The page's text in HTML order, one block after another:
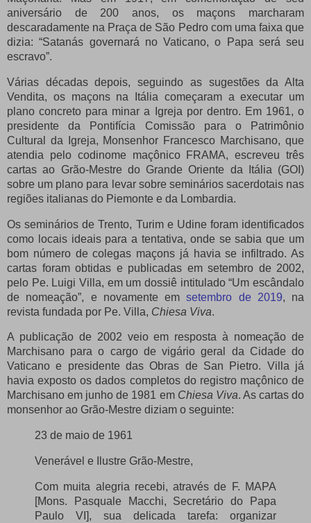
aniversário de 200 anos, os maçons marcharam
descaradamente na Praça de São Pedro com uma faixa que
dizia: “Satanás governará no Vaticano, o Papa será seu
escravo”.
Várias décadas depois, seguindo as sugestões da Alta
Vendita, os maçons na Itália começaram a executar um
plano concreto para minar a Igreja por dentro. Em 1961, o
presidente da Pontifícia Comissão para o Patrimônio
Cultural da Igreja, Monsenhor Francesco Marchisano, que
atendia pelo codinome maçônico FRAMA, escreveu três
cartas ao Grão-Mestre do Grande Oriente da Itália (GOI)
sobre um plano para levar sobre seminários sacerdotais nas
regiões italianas do Piemonte e da Lombardia.
Os seminários de Trento, Turim e Udine foram identificados
como locais ideais para a tentativa, onde se sabia que um
bom número de colegas maçons já havia se infiltrado. As
cartas foram obtidas e publicadas em setembro de 2002,
pelo Pe. Luigi Villa, em um dossiê intitulado “Um escândalo
de nomeação”, e novamente emsetembro de 2019, na
revista fundada por Pe. Villa, Chiesa Viva.
A publicação de 2002 veio em resposta à nomeação de
Marchisano para o cargo de vigário geral da Cidade do
Vaticano e presidente das Obras de San Pietro. Villa já
havia exposto os dados completos do registro maçônico de
Marchisano em junho de 1981 em Chiesa Viva. As cartas do
monsenhor ao Grão-Mestre diziam o seguinte:
23 de maio de 1961
Venerável e Ilustre Grão-Mestre,
Com muita alegria recebi, através de F. MAPA
[Mons.
Pasquale Macchi, Secretário do Papa
Paulo VI], sua delicada tarefa: organizar